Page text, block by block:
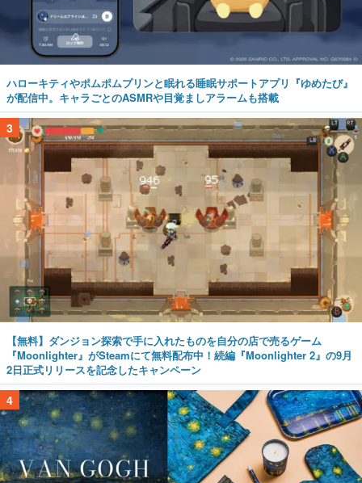
ハローキティやポムポムプリンと眠れる睡眠サポートアプリ『ゆめたび』
が配信中。キャラごとのASMRや目覚ましアラームも搭載
3
【無料】ダンジョン探索で手に入れたものを自分の店で売るゲーム
『Moonlighter』がSteamにて無料配布中！続編『Moonlighter 2』の9月
2日正式リリースを記念したキャンペーン
4